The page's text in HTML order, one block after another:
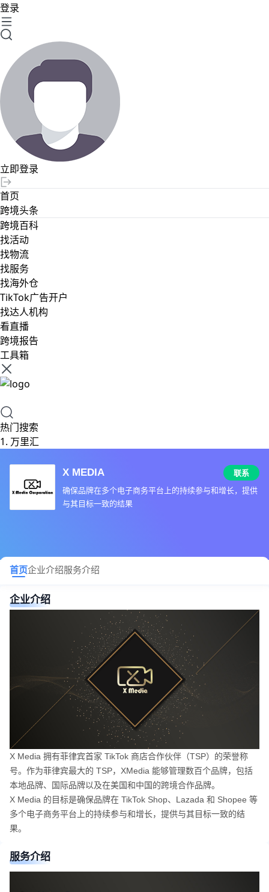
登录
立即登录
首页
跨境头条
跨境百科
找活动
找物流
找服务
找海外仓
TikTok广告开户
找达人机构
看直播
跨境报告
工具箱
热门搜索
1. 万里汇
X MEDIA
联系
确保品牌在多个电子商务平台上的持续参与和增长，提供
与其目标一致的结果
首页企业介绍服务介绍
企业介绍
X Media 拥有菲律宾首家 TikTok 商店合作伙伴（TSP）的荣誉称
号。作为菲律宾最大的 TSP，XMedia 能够管理数百个品牌，包括
本地品牌、国际品牌以及在美国和中国的跨境合作品牌。
X Media 的目标是确保品牌在 TikTok Shop、Lazada 和 Shopee 等
多个电子商务平台上的持续参与和增长，提供与其目标一致的结
果。
服务介绍